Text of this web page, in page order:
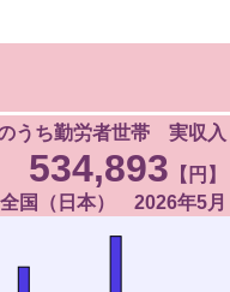
うち勤労者世帯 実収入
534,893 【円】
全国（日本） 2026年5月